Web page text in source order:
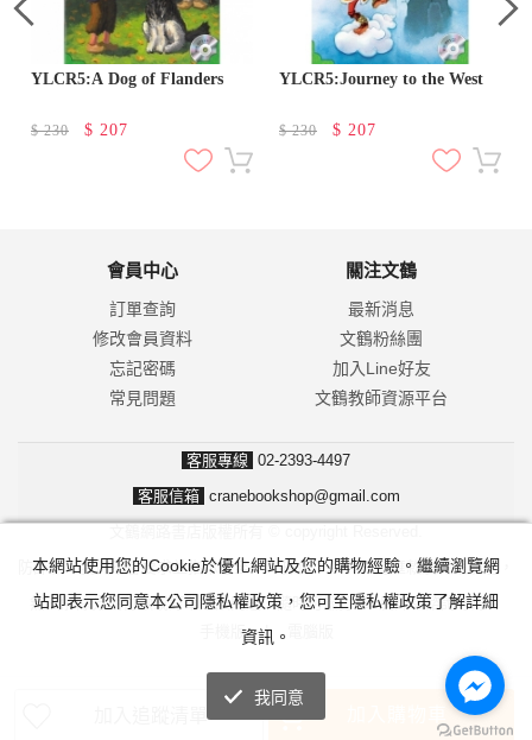
加入追蹤清單
YLCR5:A Dog of Flanders
$230 $ 207
YLCR5:Journey to the West
$230 $ 207
會員中心
訂單查詢
修改會員資料
忘記密碼
常見問題
關注文鶴
最新消息
文鶴粉絲團
加入Line好友
文鶴教師資源平台
客服專線 02-2393-4497
客服信箱 cranebookshop@gmail.com
防詐騙！我們不會要求並指示您至ATM操作。ATM只有匯款及轉帳功能，
無法解除分期付款或訂單錯誤問題。隨時可撥打165反詐騙諮詢專線。
手機版 |
本網站使用您的Cookie於優化網站及您的購物經驗。繼續瀏覽網
站即表示您同意本公司隱私權政策，您可至隱私權政策了解詳細
資訊。
我同意